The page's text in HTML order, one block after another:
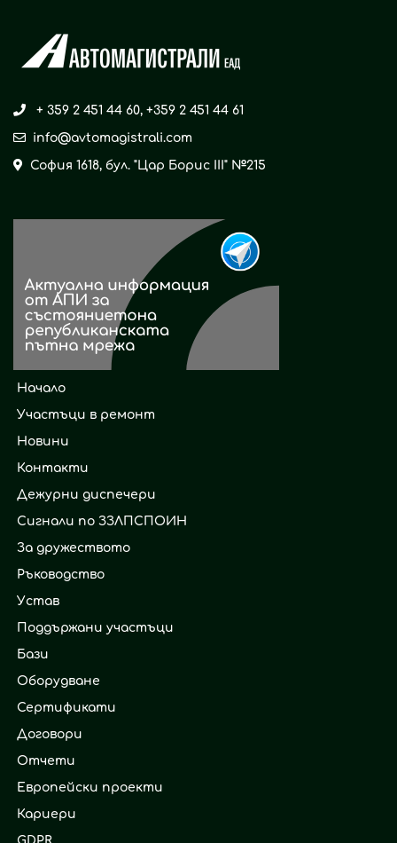
+ 359 2 451 44 60, +359 2 451 44 61
info@avtomagistrali.com
София 1618, бул. "Цар Борис ІІІ" №215
Начало
Участъци в ремонт
Новини
Контакти
Дежурни диспечери
Сигнали по ЗЗЛПСПОИН
За дружеството
Ръководство
Устав
Поддържани участъци
Бази
Оборудване
Сертификати
Договори
Отчети
Европейски проекти
Кариери